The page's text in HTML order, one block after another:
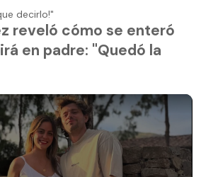
decirlo!"
reveló cómo se enteró
en padre: "Quedó la